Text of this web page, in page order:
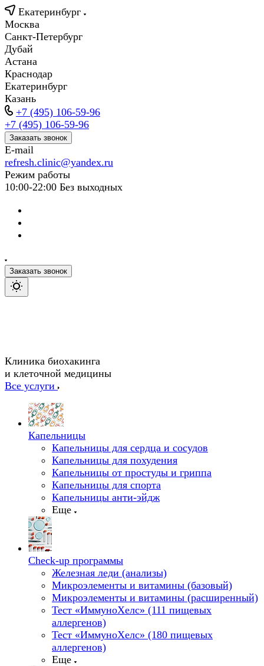
Екатеринбург
Москва
Санкт-Петербург
Дубай
Астана
Краснодар
Екатеринбург
Казань
+7 (495) 106-59-96
+7 (495) 106-59-96
Заказать звонок
E-mail
refresh.clinic@yandex.ru
Режим работы
10:00-22:00 Без выходных
Заказать звонок
Клиника биохакинга
и клеточной медицины
Все услуги
Капельницы
Капельницы для сердца и сосудов
Капельницы для похудения
Капельницы от простуды и гриппа
Капельницы для спорта
Капельницы анти-эйдж
Еще
Check-up программы
Железная леди (анализы)
Микроэлементы и витамины (базовый)
Микроэлементы и витамины (расширенный)
Тест «ИммуноХелс» (111 пищевых
аллергенов)
Тест «ИммуноХелс» (180 пищевых
аллергенов)
Еще